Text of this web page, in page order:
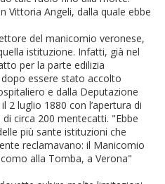
Vittoria Angeli, dalla quale ebbe
del manicomio veronese,
istituzione. Infatti, già nel
per la parte edilizia
dopo essere stato accolto
e dalla Deputazione
2 luglio 1880 con l’apertura di
circa 200 mentecatti. "Ebbe
più sante istituzioni che
reclamavano: il Manicomio
alla Tomba, a Verona"